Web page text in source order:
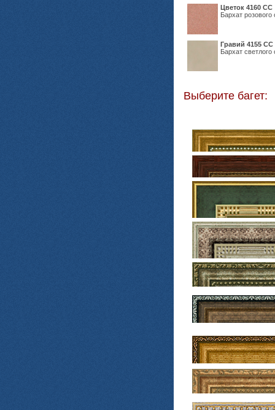
Цветок 4160 СС
Бархат розового
Гравий 4155 СС
Бархат светлого
Выберите багет: